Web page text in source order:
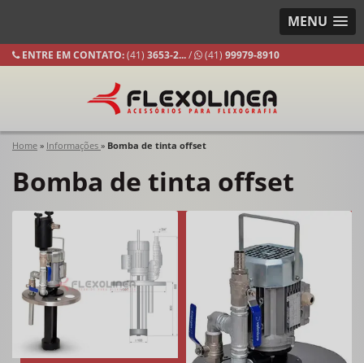
MENU
ENTRE EM CONTATO:(41) 3653-2.../ (41) 99979-8910
Home » Informações » Bomba de tinta offset
Bomba de tinta offset